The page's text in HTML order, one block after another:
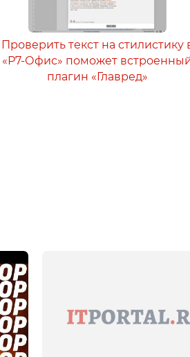
Проверить текст на стилистику
«Р7-Офис» поможет
плагин «Главред»